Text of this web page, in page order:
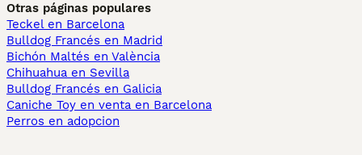
Otras páginas populares
Teckel en Barcelona
Bulldog Francés en Madrid
Bichón Maltés en València
Chihuahua en Sevilla
Bulldog Francés en Galicia
Caniche Toy en venta en Barcelona
Perros en adopcion